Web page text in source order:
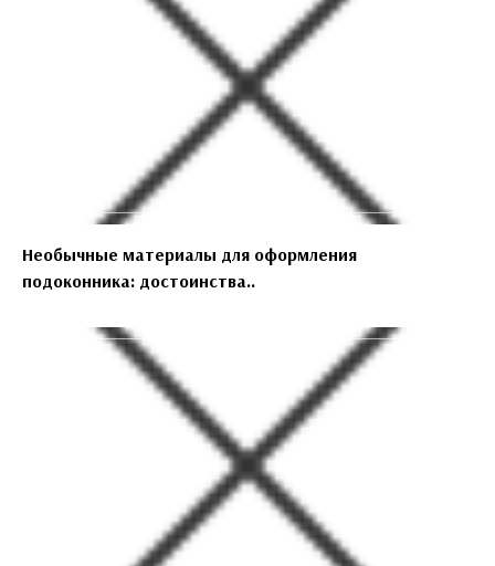
Необычные материалы для оформления
подоконника: достоинства..